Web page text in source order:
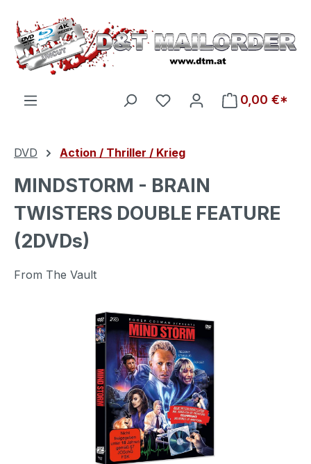
Zum Hauptinhalt springen
Du hast 0 Produkte auf
0,00 €*
DVD Action / Thriller / Krieg
MINDSTORM - BRAIN
TWISTERS DOUBLE FEATURE
(2DVDs)
From The Vault
Bildergalerie überspringen